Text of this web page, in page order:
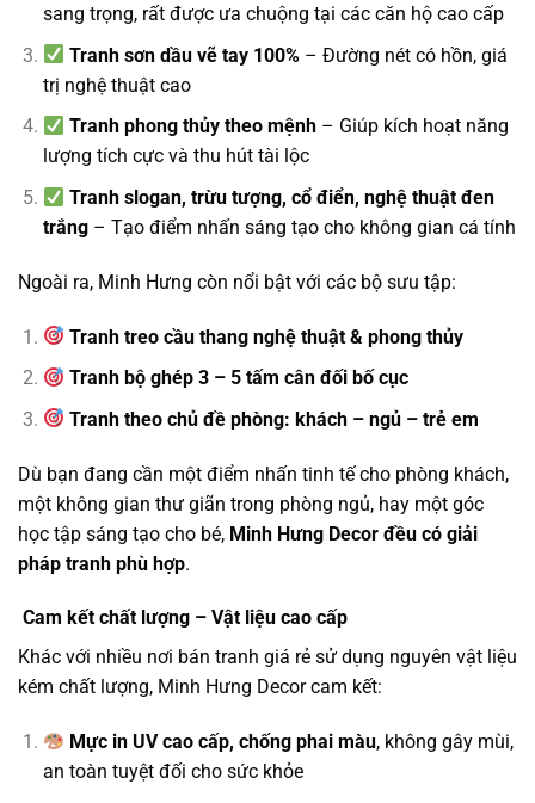
sang trọng, rất được ưa chuộng tại các căn hộ cao cấp
Tranh sơn dầu vẽ tay 100% – Đường nét có hồn, giá
trị nghệ thuật cao
Tranh phong thủy theo mệnh – Giúp kích hoạt năng
lượng tích cực và thu hút tài lộc
Tranh slogan, trừu tượng, cổ điển, nghệ thuật đen
trắng– Tạo điểm nhấn sáng tạo cho không gian cá tính
Ngoài ra, Minh Hưng còn nổi bật với các bộ sưu tập:
Tranh treo cầu thang nghệ thuật & phong thủy
Tranh bộ ghép 3 – 5 tấm cân đối bố cục
Tranh theo chủ đề phòng: khách – ngủ – trẻ em
Dù bạn đang cần một điểm nhấn tinh tế cho phòng khách,
một không gian thư giãn trong phòng ngủ, hay một góc
học tập sáng tạo cho bé, Minh Hưng Decor đều có giải
pháp tranh phù hợp.
Cam kết chất lượng – Vật liệu cao cấp
Khác với nhiều nơi bán tranh giá rẻ sử dụng nguyên vật liệu
kém chất lượng, Minh Hưng Decor cam kết:
Mực in UV cao cấp, chống phai màu, không gây mùi,
an toàn tuyệt đối cho sức khỏe